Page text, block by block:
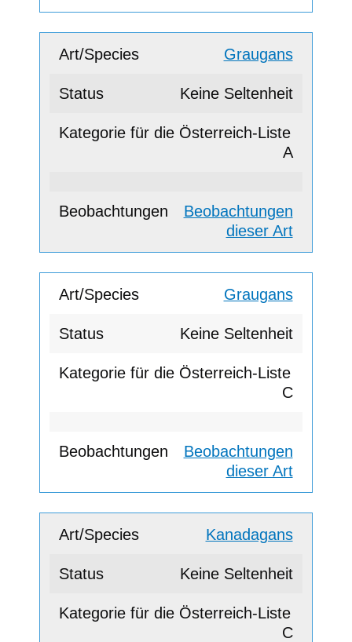
Graugans
Keine Seltenheit
A
Beobachtungen
dieser Art
Graugans
Keine Seltenheit
C
Beobachtungen
dieser Art
Kanadagans
Keine Seltenheit
C